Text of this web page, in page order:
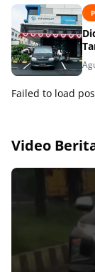
Failed to load
Video